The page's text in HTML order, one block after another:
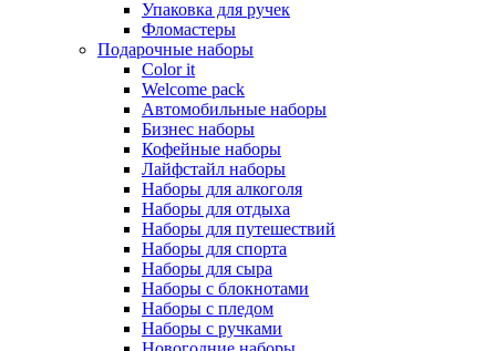
Упаковка для ручек
Фломастеры
Подарочные наборы
Color it
Welcome pack
Автомобильные наборы
Бизнес наборы
Кофейные наборы
Лайфстайл наборы
Наборы для алкоголя
Наборы для отдыха
Наборы для путешествий
Наборы для спорта
Наборы для сыра
Наборы с блокнотами
Наборы с пледом
Наборы с ручками